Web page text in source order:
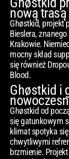
nową
Ghøstkid, projekt
Bieslera,
Krakowie.
mocny skład
się również
Blood.
Ghøstkid i
Ghøstkid od
się gatunkowym
klimat spotyka
chwytliwymi
brzmienie.